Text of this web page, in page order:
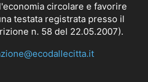
circolare e favorire
testata registrata presso il
n. 58 del 22.05.2007).